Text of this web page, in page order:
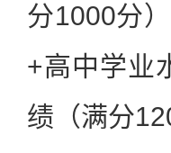
分1000分
+高中学业
绩（满分